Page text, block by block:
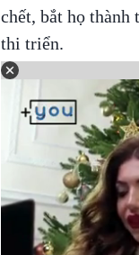
chết, bắt họ
thi triển.